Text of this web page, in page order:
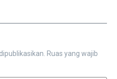
Ruas yang wajib